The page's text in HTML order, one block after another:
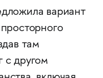
вариант
там
с другом